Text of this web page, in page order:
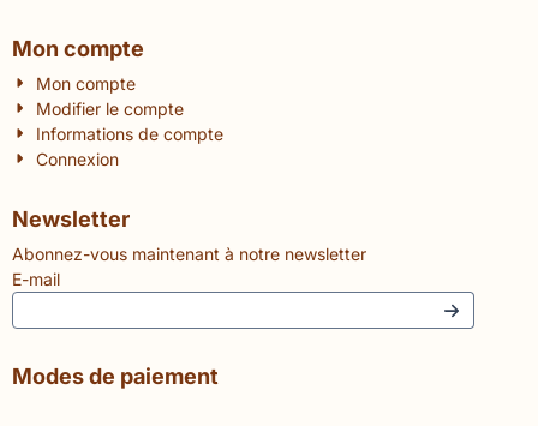
Mon compte
Mon compte
Modifier le compte
Informations de compte
Connexion
Newsletter
Abonnez-vous maintenant à notre newsletter
E-mail
Modes de paiement